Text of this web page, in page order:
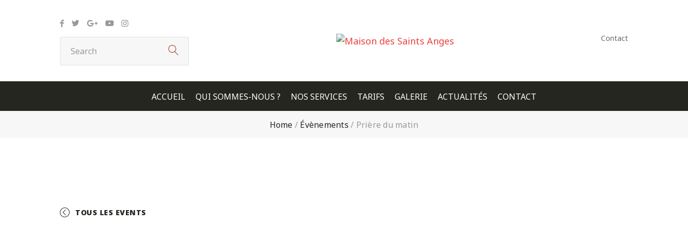
Contact
ACCUEIL QUI SOMMES-NOUS ? NOS SERVICES TARIFS GALERIE ACTUALITÉS CONTACT
Home / Évènements / Prière du matin
TOUS LES EVENTS